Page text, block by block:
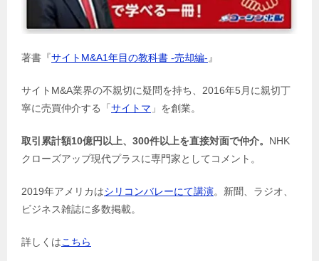
著書『サイトM&A1年目の教科書 -売却編- 』
サイトM&A業界の不親切に疑問を持ち、2016年5月に親切丁
寧に売買仲介する「サイトマ 」を創業。
取引累計額10億円以上、300件以上を直接対面で仲介。 NHK
クローズアップ現代プラスに専門家としてコメント。
2019年アメリカはシリコンバレーにて講演。新聞、ラジオ、
ビジネス雑誌に多数掲載。
詳しくはこちら